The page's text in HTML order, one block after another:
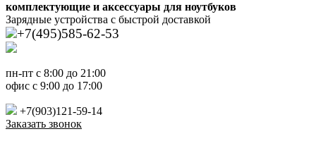
комплектующие и аксессуары для ноутбуков
Зарядные устройства с быстрой доставкой
+7(495)585-62-53
пн-пт с 8:00 до 21:00
офис с 9:00 до 17:00
+7(903)121-59-14
Заказать звонок